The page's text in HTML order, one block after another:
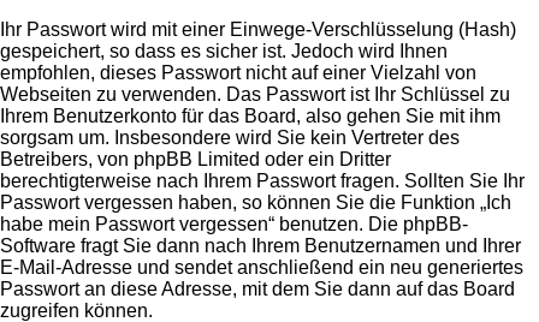
Ihr Passwort wird mit einer Einwege-Verschlüsselung (Hash)
gespeichert, so dass es sicher ist. Jedoch wird Ihnen
empfohlen, dieses Passwort nicht auf einer Vielzahl von
Webseiten zu verwenden. Das Passwort ist Ihr Schlüssel zu
Ihrem Benutzerkonto für das Board, also gehen Sie mit ihm
sorgsam um. Insbesondere wird Sie kein Vertreter des
Betreibers, von phpBB Limited oder ein Dritter
berechtigterweise nach Ihrem Passwort fragen. Sollten Sie Ihr
Passwort vergessen haben, so können Sie die Funktion „Ich
habe mein Passwort vergessen“ benutzen. Die phpBB-
Software fragt Sie dann nach Ihrem Benutzernamen und Ihrer
E-Mail-Adresse und sendet anschließend ein neu generiertes
Passwort an diese Adresse, mit dem Sie dann auf das Board
zugreifen können.